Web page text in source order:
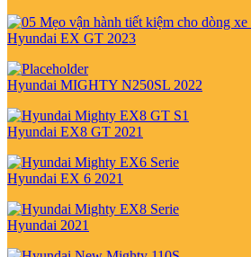
Hyundai EX GT 2023
Hyundai MIGHTY N250SL 2022
Hyundai EX8 GT 2021
Hyundai EX 6 2021
Hyundai 2021